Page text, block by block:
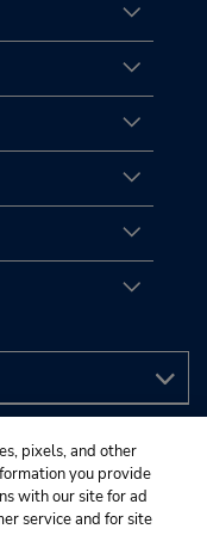
pixels, and other
you provide
with our site for ad
service and for site